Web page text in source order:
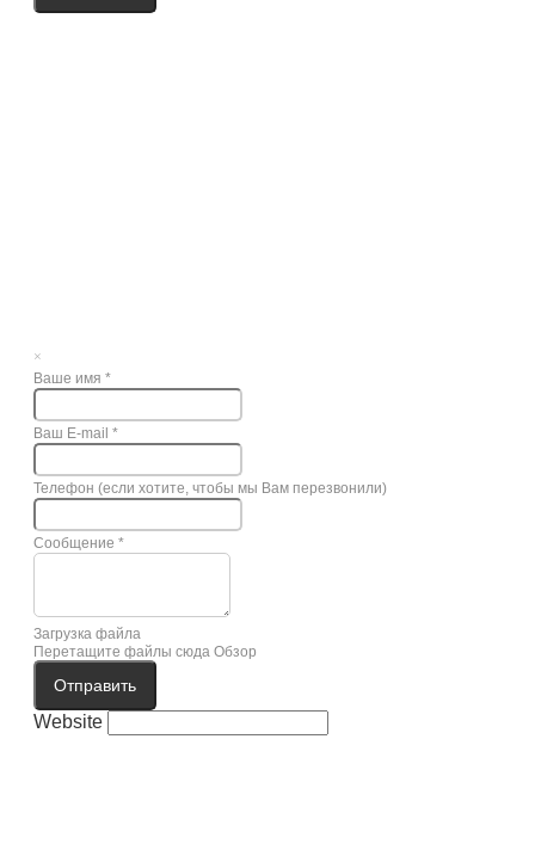
×
Ваше имя *
Ваш E-mail *
Телефон (если хотите, чтобы мы Вам перезвонили)
Сообщение *
Загрузка файла
Перетащите файлы сюда Обзор
Отправить
Website